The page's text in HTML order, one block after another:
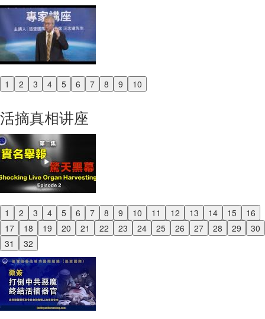
1 2 3 4 5 6 7 8 9 10
Previous
活摘真相讲座
1 2 3 4 5 6 7 8 9 10 11 12 13 14 15
16
17
18 19 20 21 22 23 24 25 26 27 28 29
30
31
32
Previous
Next